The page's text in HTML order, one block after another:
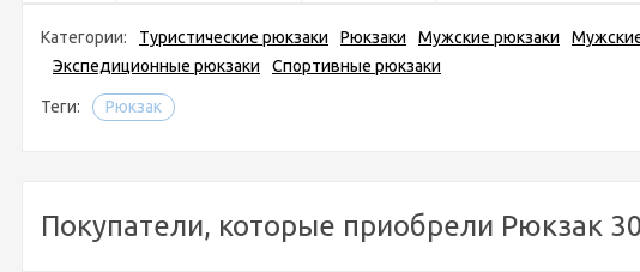
Категории: Туристические рюкзаки Рюкзаки Мужские рюкзаки
Экспедиционные рюкзаки
Спортивные рюкзаки
Теги: Рюкзак
Покупатели, которые приобрели Рюкзак